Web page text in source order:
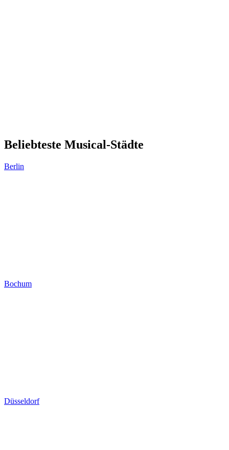
Beliebteste Musical-Städte
Berlin
Bochum
Düsseldorf